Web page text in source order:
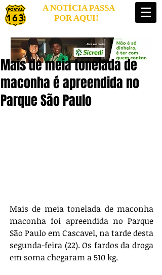
A NOTÍCIA PASSA
POR AQUI!
Mais de meia tonelada de
maconha é apreendida no
Parque São Paulo
Mais de meia tonelada de maconha
maconha foi apreendida no Parque
São Paulo em Cascavel, na tarde desta
segunda-feira (22). Os fardos da droga
em soma chegaram a 510 kg.